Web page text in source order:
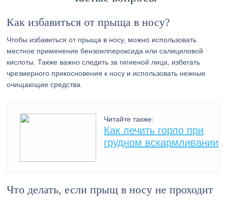
Как избавиться от прыща в носу?
Чтобы избавиться от прыща в носу, можно использовать
местное применение бензоилпероксида или салициловой
кислоты. Также важно следить за гигиеной лица, избегать
чрезмерного прикосновения к носу и использовать нежные
очищающие средства.
Читайте также:
Как лечить горло при
грудном вскармливании
Что делать, если прыщ в носу не проходит